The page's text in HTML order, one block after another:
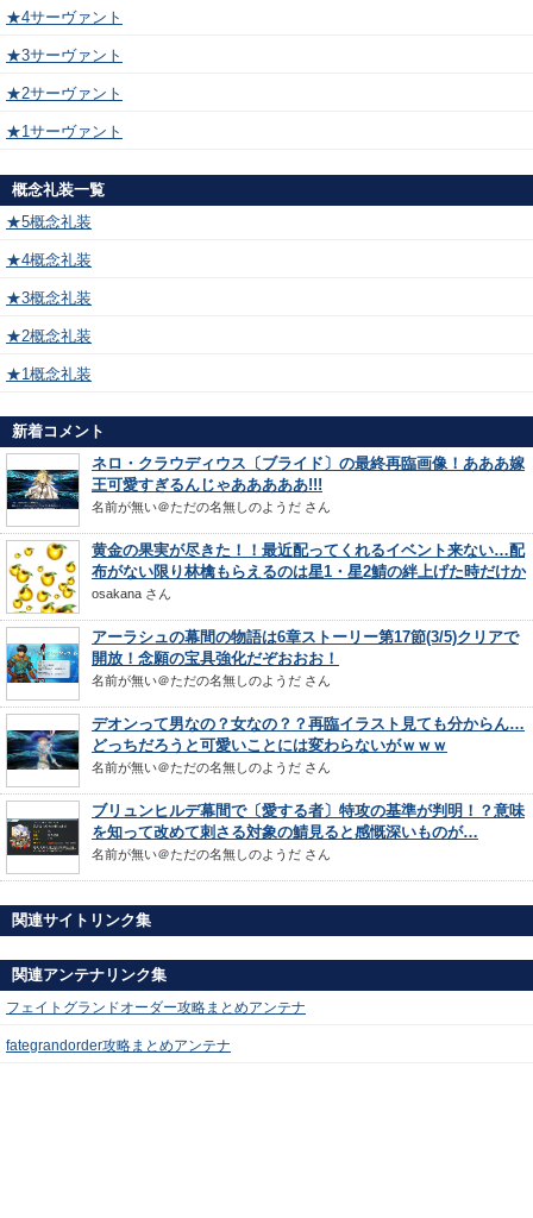
★4サーヴァント
★3サーヴァント
★2サーヴァント
★1サーヴァント
概念礼装一覧
★5概念礼装
★4概念礼装
★3概念礼装
★2概念礼装
★1概念礼装
新着コメント
ネロ・クラウディウス〔ブライド〕の最終再臨画像！あああ嫁
王可愛すぎるんじゃあああああ!!!
名前が無い＠ただの名無しのようだ さん
黄金の果実が尽きた！！最近配ってくれるイベント来ない…配
布がない限り林檎もらえるのは星1・星2鯖の絆上げた時だけか
osakana さん
アーラシュの幕間の物語は6章ストーリー第17節(3/5)クリアで
開放！念願の宝具強化だぞおおお！
名前が無い＠ただの名無しのようだ さん
デオンって男なの？女なの？？再臨イラスト見ても分からん…
どっちだろうと可愛いことには変わらないがｗｗｗ
名前が無い＠ただの名無しのようだ さん
ブリュンヒルデ幕間で〔愛する者〕特攻の基準が判明！？意味
を知って改めて刺さる対象の鯖見ると感慨深いものが…
名前が無い＠ただの名無しのようだ さん
関連サイトリンク集
関連アンテナリンク集
フェイトグランドオーダー攻略まとめアンテナ
fategrandorder攻略まとめアンテナ